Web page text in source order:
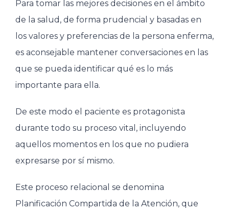
Para tomar las mejores decisiones en el ámbito
de la salud, de forma prudencial y basadas en
los valores y preferencias de la persona enferma,
es aconsejable mantener conversaciones en las
que se pueda identificar qué es lo más
importante para ella.
De este modo el paciente es protagonista
durante todo su proceso vital, incluyendo
aquellos momentos en los que no pudiera
expresarse por sí mismo.
Este proceso relacional se denomina
Planificación Compartida de la Atención, que